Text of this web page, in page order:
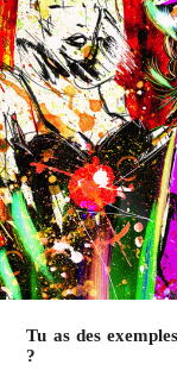
Tu as des
?